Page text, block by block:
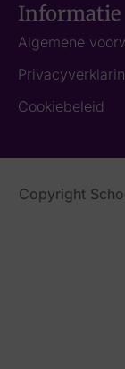
Informatie
Algemene
Cookiebeleid
Copyright